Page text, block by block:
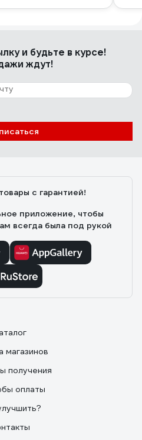
и будьте в курсе!
ждут!
с гарантией!
приложение, чтобы
всегда была под рукой
магазинов
получения
оплаты